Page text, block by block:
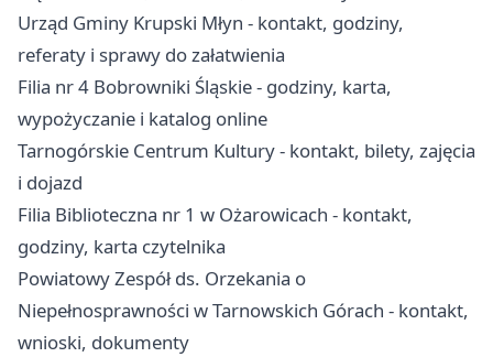
Urząd Gminy Krupski Młyn - kontakt, godziny,
referaty i sprawy do załatwienia
Filia nr 4 Bobrowniki Śląskie - godziny, karta,
wypożyczanie i katalog online
Tarnogórskie Centrum Kultury - kontakt, bilety, zajęcia
i dojazd
Filia Biblioteczna nr 1 w Ożarowicach - kontakt,
godziny, karta czytelnika
Powiatowy Zespół ds. Orzekania o
Niepełnosprawności w Tarnowskich Górach - kontakt,
wnioski, dokumenty